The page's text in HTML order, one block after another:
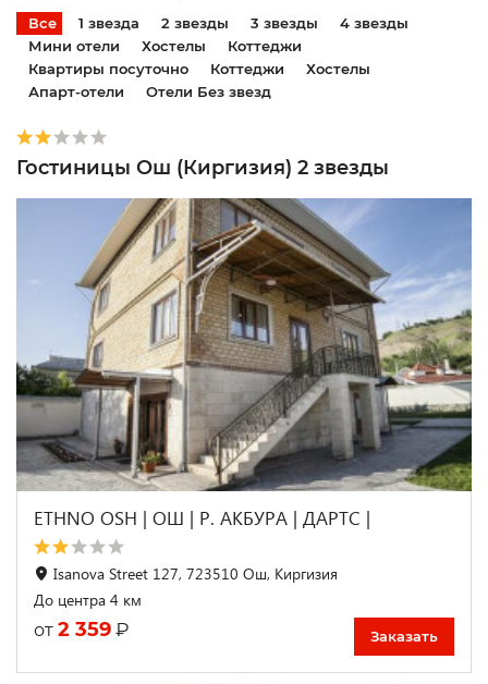
Все 1 звезда 2 звезды 3 звезды
4 звезды
Мини отели
Хостелы
Коттеджи
Квартиры посуточно
Коттеджи
Хостелы
Апарт-отели
Отели Без звезд
Гостиницы Ош (Киргизия) 2 звезды
ETHNO OSH | ОШ | Р. АКБУРА | ДАРТС |
Isanova Street 127, 723510 Ош, Киргизия
До центра 4 км
от 2 359 ₽ Заказать